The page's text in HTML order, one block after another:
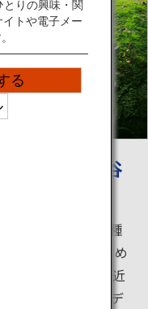
出会う「白谷
岩往復コースの３種
年の弥生杉をはじめ
、照葉樹天然林を近
もののけ姫」のモデ
りの興味・関
イトや電子メー
る